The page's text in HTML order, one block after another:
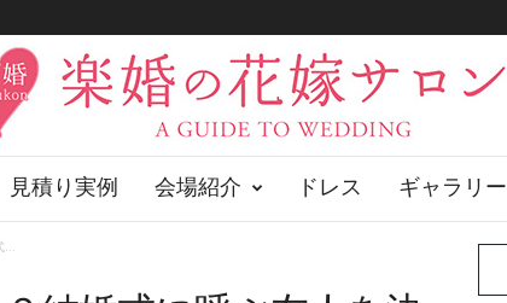
見積り実例 会場紹介 ドレス ギャラリー
...